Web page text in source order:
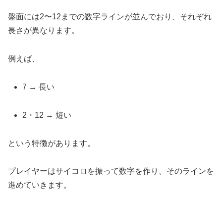
盤面には2〜12までの数字ラインが並んでおり、それぞれ
長さが異なります。
例えば、
7 → 長い
2・12 → 短い
という特徴があります。
プレイヤーはサイコロを振って数字を作り、そのラインを
進めていきます。